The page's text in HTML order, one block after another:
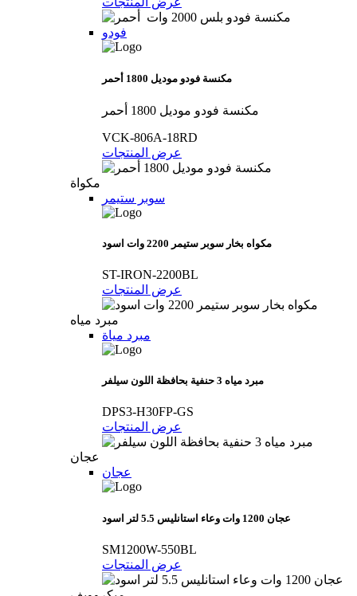
فودو
مكنسة فودو موديل 1800 أحمر
مكنسة فودو موديل 1800 أحمر
VCK-806A-18RD
عرض المنتجات
مكواة
سوبر ستيمر
مكواه بخار سوبر ستيمر 2200 وات اسود
ST-IRON-2200BL
عرض المنتجات
مبرد مياه
مبرد مياة
مبرد مياه 3 حنفية بحافظة اللون سيلفر
DPS3-H30FP-GS
عرض المنتجات
عجان
عجان
عجان 1200 وات وعاء استانليس 5.5 لتر اسود
SM1200W-550BL
عرض المنتجات